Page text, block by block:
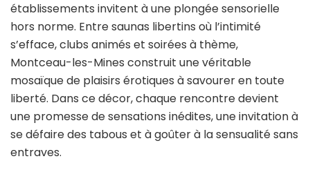
établissements invitent à une plongée sensorielle
hors norme. Entre saunas libertins où l’intimité
s’efface, clubs animés et soirées à thème,
Montceau-les-Mines construit une véritable
mosaïque de plaisirs érotiques à savourer en toute
liberté. Dans ce décor, chaque rencontre devient
une promesse de sensations inédites, une invitation à
se défaire des tabous et à goûter à la sensualité sans
entraves.